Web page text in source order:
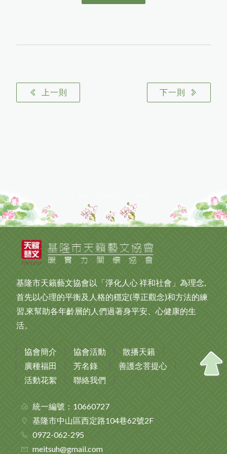
上一則 下一則
基隆市天籟藝文協會以「淨化人心 祥和社會」為理念,
首先以心理的平衡及人格的穩定(導正觀念)和方法的練
習,來幫助各年齡層的人們過著身平安、心健康的生
活。
協會簡介 協會活動
散播天籟
廣種福田
芳名錄
善護念菩提心
活動花絮
聯絡我們
統一編號：10660727
基隆市中山區西定路104巷62號2F
0972-062-295
meitsuh@gmail.com